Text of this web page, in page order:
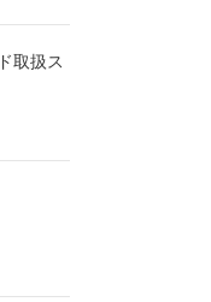
取扱ス